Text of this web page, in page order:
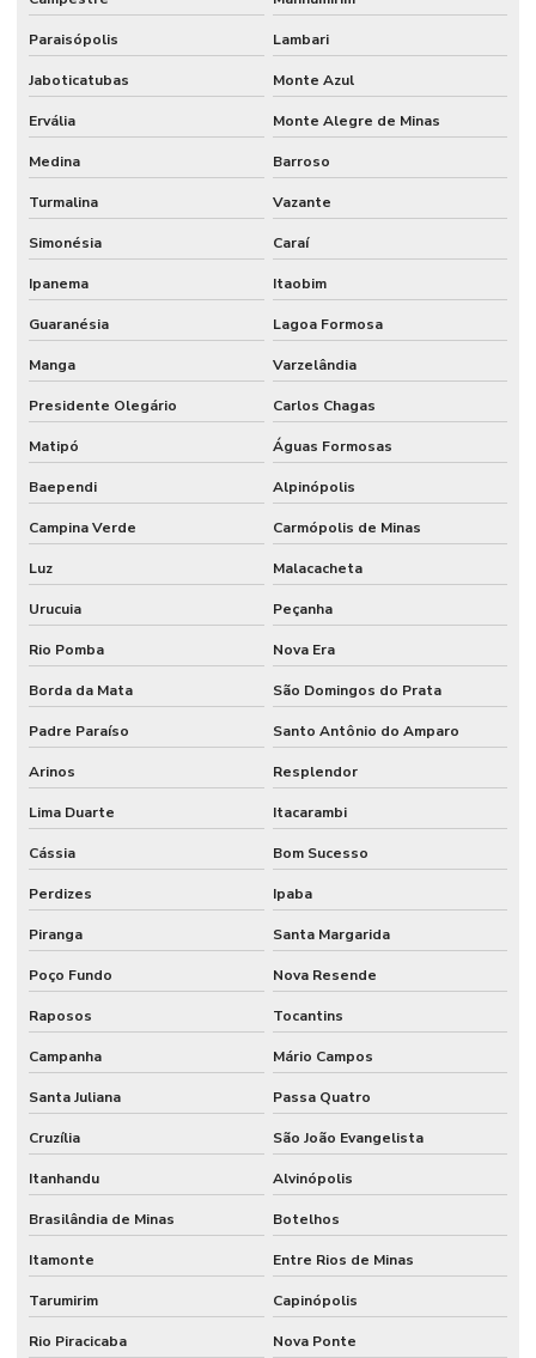
Paraisópolis Lambari
Jaboticatubas Monte Azul
Ervália Monte Alegre de Minas
Medina Barroso
Turmalina Vazante
Simonésia Caraí
Ipanema Itaobim
Guaranésia Lagoa Formosa
Manga Varzelândia
Presidente Olegário Carlos Chagas
Matipó Águas Formosas
Baependi Alpinópolis
Campina Verde Carmópolis de Minas
Luz Malacacheta
Urucuia Peçanha
Rio Pomba Nova Era
Borda da Mata São Domingos do Prata
Padre Paraíso Santo Antônio do Amparo
Arinos Resplendor
Lima Duarte Itacarambi
Cássia Bom Sucesso
Perdizes Ipaba
Piranga Santa Margarida
Poço Fundo Nova Resende
Raposos Tocantins
Campanha Mário Campos
Santa Juliana Passa Quatro
Cruzília São João Evangelista
Itanhandu Alvinópolis
Brasilândia de Minas Botelhos
Itamonte Entre Rios de Minas
Tarumirim Capinópolis
Rio Piracicaba Nova Ponte